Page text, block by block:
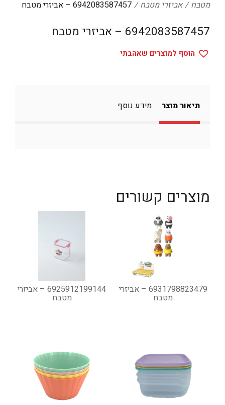
דיגיטל
הום אקססוריז
הלבשה תחתונה
מטבח
מסיבות וימי הולדת
קוסמטיקה
תיקים ואביזרים
מטבח אביזרי מטבח 6942083587457 – אביזרי מטבח
6942083587457 – אביזרי מטבח
הוסף למוצרים שאהבתי
תיאור מוצר מידע נוסף
מוצרים קשורים
6931798823479 – אביזרי
מטבח
6925912199144 – אביזרי
מטבח